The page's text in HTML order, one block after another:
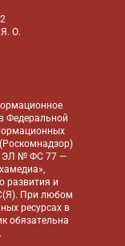
О.
Федеральной
ЭЛ № ФС 77 —
развития и
При любом
ресурсах в
обязательна